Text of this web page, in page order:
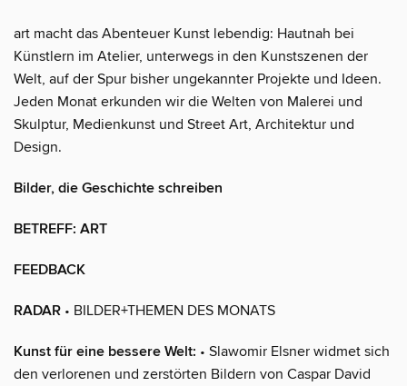
art macht das Abenteuer Kunst lebendig: Hautnah bei
Künstlern im Atelier, unterwegs in den Kunstszenen der
Welt, auf der Spur bisher ungekannter Projekte und Ideen.
Jeden Monat erkunden wir die Welten von Malerei und
Skulptur, Medienkunst und Street Art, Architektur und
Design.
Bilder, die Geschichte schreiben
BETREFF: ART
FEEDBACK
RADAR • BILDER+THEMEN DES MONATS
Kunst für eine bessere Welt: • Slawomir Elsner widmet sich
den verlorenen und zerstörten Bildern von Caspar David